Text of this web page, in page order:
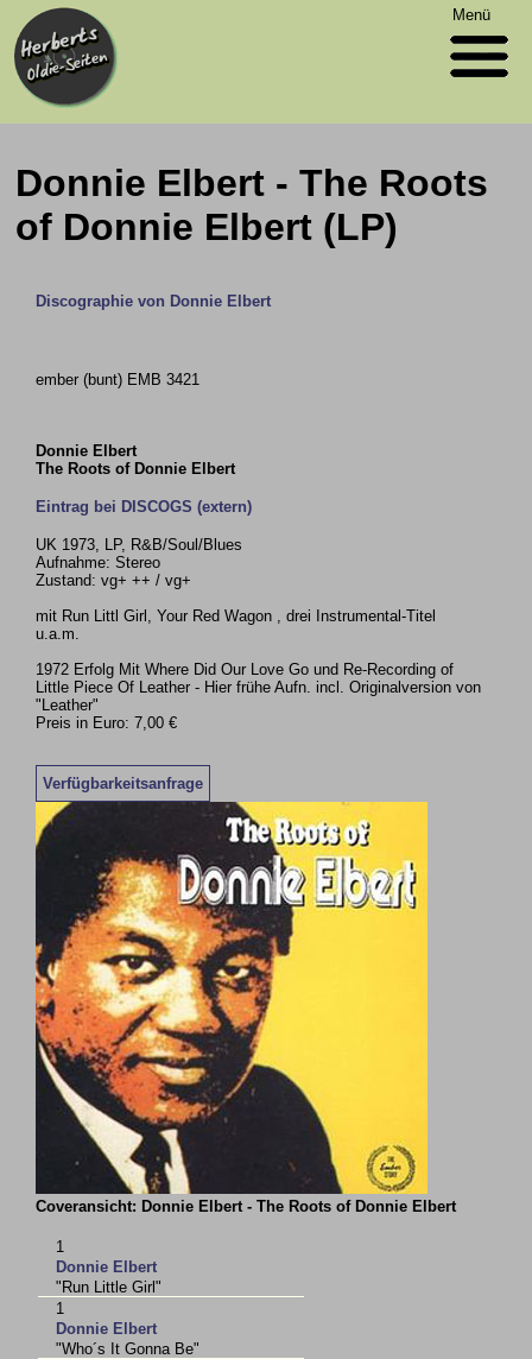
Menü
Donnie Elbert - The Roots
of Donnie Elbert (LP)
Discographie von Donnie Elbert
ember (bunt) EMB 3421
Donnie Elbert
The Roots of Donnie Elbert
Eintrag bei DISCOGS (extern)
UK 1973, LP, R&B/Soul/Blues
Aufnahme: Stereo
Zustand: vg+ ++ / vg+
mit Run Littl Girl, Your Red Wagon , drei Instrumental-Titel
u.a.m.
1972 Erfolg Mit Where Did Our Love Go und Re-Recording of
Little Piece Of Leather - Hier frühe Aufn. incl. Originalversion von
"Leather"
Preis in Euro: 7,00 €
Verfügbarkeitsanfrage
Coveransicht: Donnie Elbert - The Roots of Donnie Elbert
1
Donnie Elbert
"Run Little Girl"
1
Donnie Elbert
"Who´s It Gonna Be"